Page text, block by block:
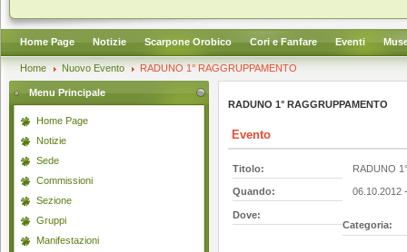
Home Page Notizie Scarpone Orobico Cori e Fanfare Eventi
Home Nuovo Evento RADUNO 1° RAGGRUPPAMENTO
Menu Principale
Home Page
Notizie
Sede
Commissioni
Sezione
Gruppi
Manifestazioni
RADUNO 1° RAGGRUPPAMENTO
Evento
Titolo: RADUNO
Quando: 06.10.2012
Dove:
Categoria: